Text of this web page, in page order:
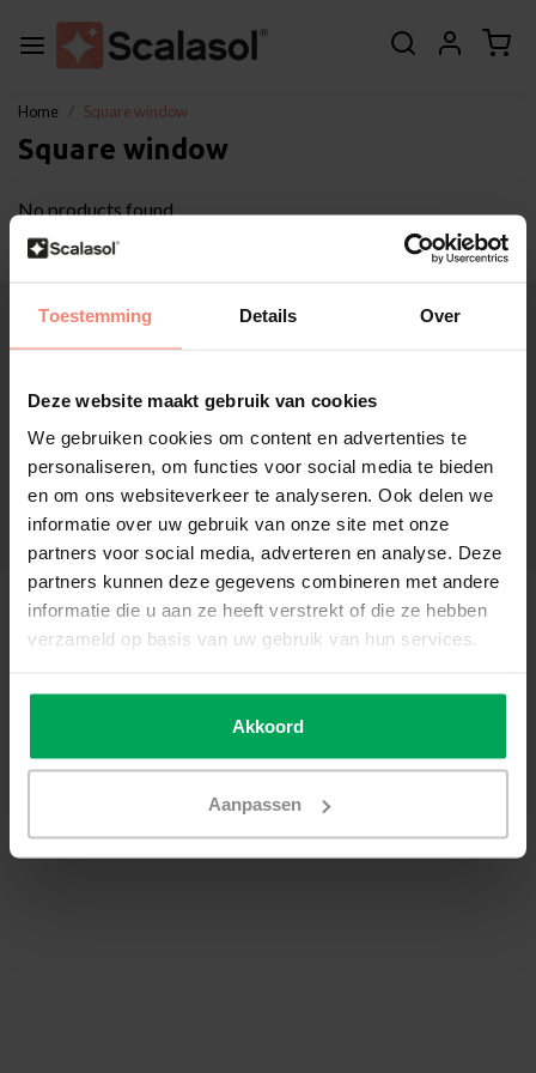
Toestemming Details Over
Deze website maakt gebruik van cookies
We gebruiken cookies om content en advertenties te
personaliseren, om functies voor social media te bieden
en om ons websiteverkeer te analyseren. Ook delen we
informatie over uw gebruik van onze site met onze
partners voor social media, adverteren en analyse. Deze
partners kunnen deze gegevens combineren met andere
informatie die u aan ze heeft verstrekt of die ze hebben
verzameld op basis van uw gebruik van hun services.
Akkoord
Aanpassen
Home Square window
Square window
No products found
About Scalasol®
Other
Customer Support
My account
Categories
Contact details
© Copyright 2026 - Scalasol | Window films | Realisatie Scalasol
General terms & conditions|Privacy Policy / Disclaimer| Sitemap|RSS
Feed